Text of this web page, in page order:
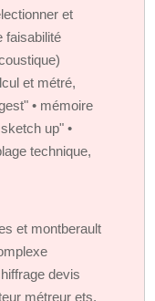
et
faisabilité
et métré,
• mémoire
up" •
technique,
et montberault
devis
métreur ets.